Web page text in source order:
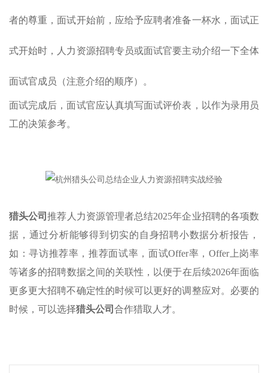
者的尊重，面试开始前，应给予应聘者准备一杯水，面试正
式开始时，人力资源招聘专员或面试官要主动介绍一下全体
面试官成员（注意介绍的顺序）。
面试完成后，面试官应认真填写面试评价表，以作为录用员
工的决策参考。
猎头公司推荐人力资源管理者总结2025年企业招聘的各项数
据，通过分析能够得到切实的自身招聘小数据分析报告，
如：寻访推荐率，推荐面试率，面试Offer率，Offer上岗率
等诸多的招聘数据之间的关联性，以便于在后续2026年面临
更多更大招聘不确定性的时候可以更好的调整应对。必要的
时候，可以选择猎头公司 合作猎取人才。